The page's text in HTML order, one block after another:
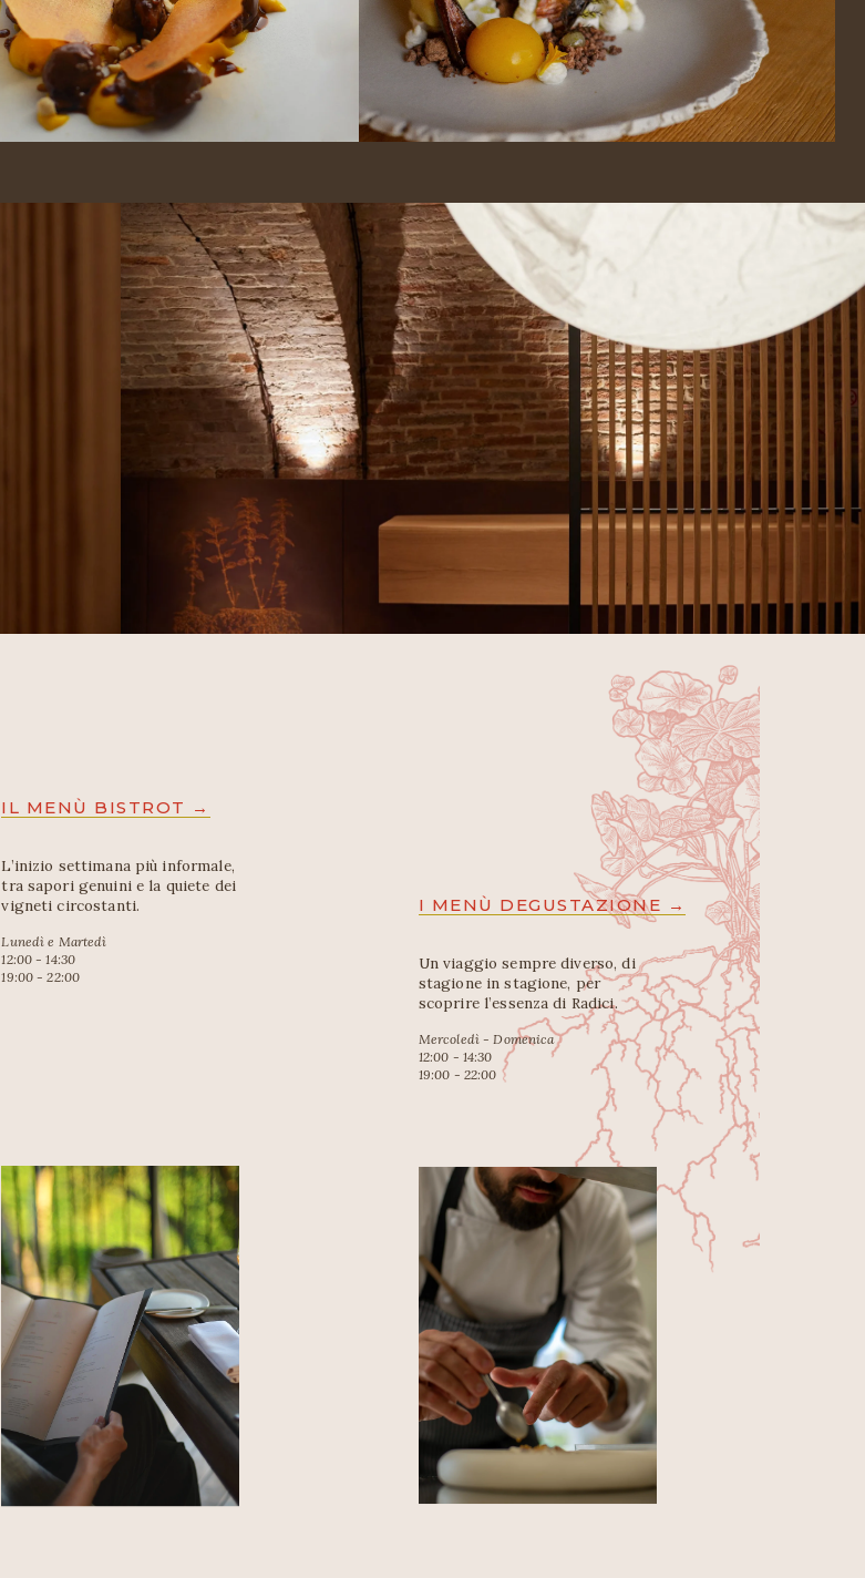
I MENÙ DEGUSTAZIONE →
Un viaggio sempre diverso, di
stagione in stagione, per
scoprire l’essenza di Radici.
Mercoledì - Domenica
12:00 - 14:30
19:00 - 22:00
IL MENÙ BISTROT →
L’inizio settimana più informale,
tra sapori genuini e la quiete dei
vigneti circostanti.
Lunedì e Martedì
12:00 - 14:30
19:00 - 22:00